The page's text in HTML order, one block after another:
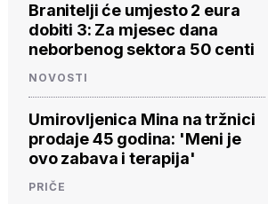
Branitelji će umjesto 2 eura
dobiti 3: Za mjesec dana
neborbenog sektora 50 centi
NOVOSTI
Umirovljenica Mina na tržnici
prodaje 45 godina: 'Meni je
ovo zabava i terapija'
PRIČE